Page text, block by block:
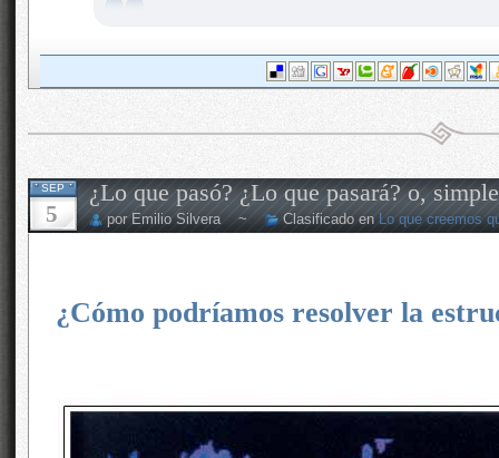
SEP
5
¿Lo que pasó? ¿Lo que pasará? o,
por Emilio Silvera ~ Clasificado en Lo que creemos
¿Cómo podríamos resolver la